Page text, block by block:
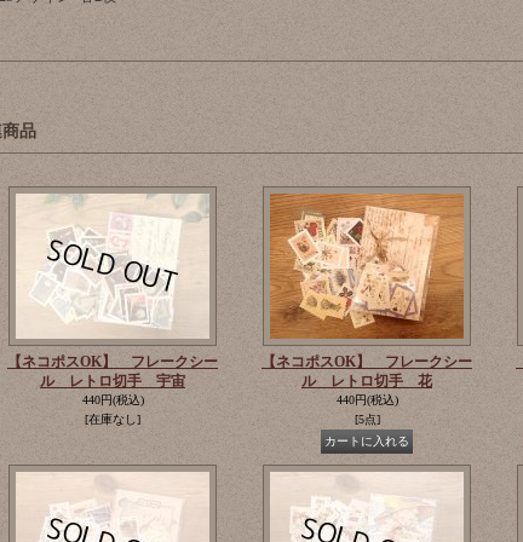
品
【ネコポスOK】 フレークシー
ル レトロ切手 宇宙
440円(税込)
[在庫なし]
【ネコポスOK】 フレークシー
ル レトロ切手 花
440円(税込)
[5点]